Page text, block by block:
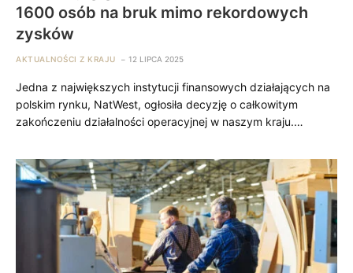
1600 osób na bruk mimo rekordowych
zysków
AKTUALNOŚCI Z KRAJU 12 LIPCA 2025
Jedna z największych instytucji finansowych działających na
polskim rynku, NatWest, ogłosiła decyzję o całkowitym
zakończeniu działalności operacyjnej w naszym kraju.…